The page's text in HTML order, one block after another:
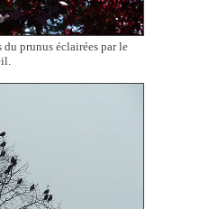
prunus éclairées par le